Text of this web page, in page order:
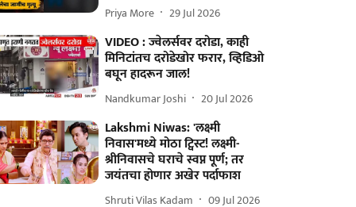
Priya More 29 Jul 2026
VIDEO : ज्वेलर्सवर दरोडा, काही
मिनिटांतच दरोडेखोर फरार, व्हिडिओ
बघून हादरून जाल!
Nandkumar Joshi 20 Jul 2026
Lakshmi Niwas: 'लक्ष्मी
निवास'मध्ये मोठा ट्विस्ट! लक्ष्मी-
श्रीनिवासचे घराचे स्वप्न पूर्ण; तर
जयंतचा होणार अखेर पर्दाफाश
Shruti Vilas Kadam 09 Jul 2026